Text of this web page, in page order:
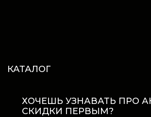
КАТАЛОГ
ХОЧЕШЬ УЗНАВАТЬ ПРО
СКИДКИ ПЕРВЫМ?